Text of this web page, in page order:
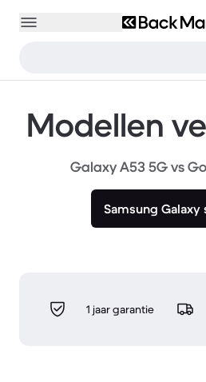
Modellen
Galaxy A53 5G vs
Samsung Galaxy
1 jaar garantie